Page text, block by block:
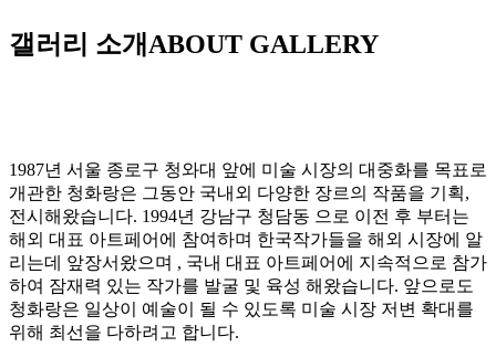
갤러리 소개ABOUT GALLERY
1987년 서울 종로구 청와대 앞에 미술 시장의 대중화를 목표로
개관한 청화랑은 그동안 국내외 다양한 장르의 작품을 기획,
전시해왔습니다. 1994년 강남구 청담동 으로 이전 후 부터는
해외 대표 아트페어에 참여하며 한국작가들을 해외 시장에 알
리는데 앞장서왔으며 , 국내 대표 아트페어에 지속적으로 참가
하여 잠재력 있는 작가를 발굴 및 육성 해왔습니다. 앞으로도
청화랑은 일상이 예술이 될 수 있도록 미술 시장 저변 확대를
위해 최선을 다하려고 합니다.